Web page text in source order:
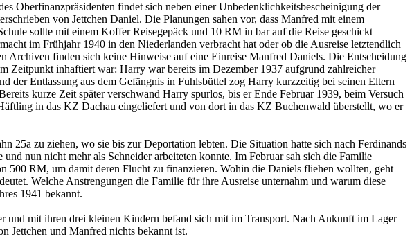
Oberfinanzpräsidenten findet sich neben einer Unbedenklichkeitsbescheinigung der
von Jettchen Daniel. Die Planungen sahen vor, dass Manfred mit einem
sollte mit einem Koffer Reisegepäck und 10 RM in bar auf die Reise geschickt
im Frühjahr 1940 in den Niederlanden verbracht hat oder ob die Ausreise letztendlich
Archiven finden sich keine Hinweise auf eine Einreise Manfred Daniels. Die Entscheidung
Zeitpunkt inhaftiert war: Harry war bereits im Dezember 1937 aufgrund zahlreicher
der Entlassung aus dem Gefängnis in Fuhlsbüttel zog Harry kurzzeitig bei seinen Eltern
kurze Zeit später verschwand Harry spurlos, bis er Ende Februar 1939, beim Versuch
in das KZ Dachau eingeliefert und von dort in das KZ Buchenwald überstellt, wo er
25a zu ziehen, wo sie bis zur Deportation lebten. Die Situation hatte sich nach Ferdinands
nun nicht mehr als Schneider arbeiteten konnte. Im Februar sah sich die Familie
500 RM, um damit deren Flucht zu finanzieren. Wohin die Daniels fliehen wollten, geht
Welche Anstrengungen die Familie für ihre Ausreise unternahm und warum diese
1941 bekannt.
mit ihren drei kleinen Kindern befand sich mit im Transport. Nach Ankunft im Lager
Jettchen und Manfred nichts bekannt ist.